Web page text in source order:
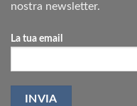
nostra newsletter.
La tua email